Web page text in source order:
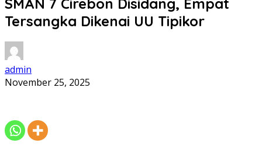
Tersangka Dikenai UU Tipikor
admin
November 25, 2025